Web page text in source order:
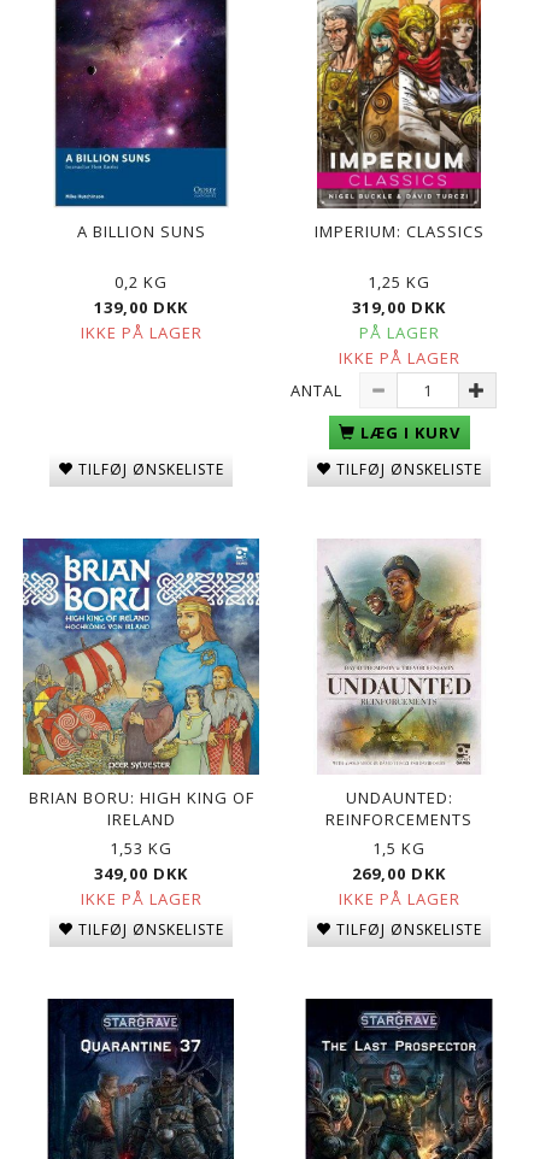
A BILLION SUNS
0,2 KG
139,00 DKK
IKKE PÅ LAGER
TILFØJ ØNSKELISTE
IMPERIUM: CLASSICS
1,25 KG
319,00 DKK
PÅ LAGER
IKKE PÅ LAGER
ANTAL
LÆG I KURV
TILFØJ ØNSKELISTE
BRIAN BORU: HIGH KING OF
IRELAND
1,53 KG
349,00 DKK
IKKE PÅ LAGER
TILFØJ ØNSKELISTE
UNDAUNTED:
REINFORCEMENTS
1,5 KG
269,00 DKK
IKKE PÅ LAGER
TILFØJ ØNSKELISTE